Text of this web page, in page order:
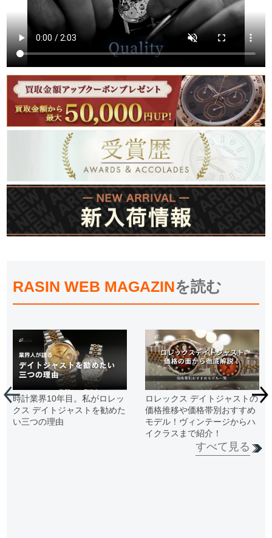
RASIN WEB MAGAZINを読む
時計業界10年目。私がロレッ
クス デイトジャストを勧めた
い三つの理由
ロレックス デイトジャストの
価格推移や価格帯別おすすめ
モデル！ヴィンテージからハ
イクラスまで紹介！
すべて見る